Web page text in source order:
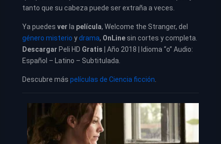
tanto que su cabeza puede ser extraña a veces.
Ya puedes ver la película, Welcome the Stranger, del
género misterio ydrama, OnLine sin cortes y completa.
Descargar Peli HD Gratis | Año 2018 | Idioma “o” Audio:
Español – Latino – Subtitulada.
Descubre más películas de Ciencia ficción